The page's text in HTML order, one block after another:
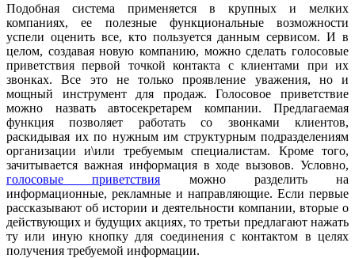
Подобная система применяется в крупных и мелких
компаниях, ее полезные функциональные возможности
успели оценить все, кто пользуется данным сервисом. И в
целом, создавая новую компанию, можно сделать голосовые
приветствия первой точкой контакта с клиентами при их
звонках. Все это не только проявление уважения, но и
мощный инструмент для продаж. Голосовое приветствие
можно назвать автосекретарем компании. Предлагаемая
функция позволяет работать со звонками клиентов,
раскидывая их по нужным им структурным подразделениям
организации и\или требуемым специалистам. Кроме того,
зачитывается важная информация в ходе вызовов. Условно,
голосовые приветствия можно разделить на
информационные, рекламные и направляющие. Если первые
рассказывают об истории и деятельности компании, вторые о
действующих и будущих акциях, то третьи предлагают нажать
ту или иную кнопку для соединения с контактом в целях
получения требуемой информации.